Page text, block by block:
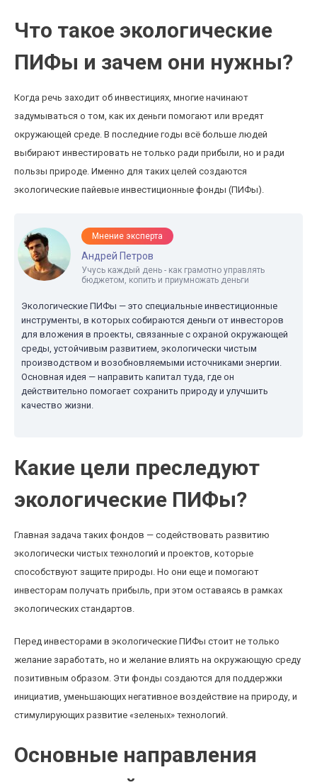
Что такое экологические
ПИФы и зачем они нужны?
Когда речь заходит об инвестициях, многие начинают
задумываться о том, как их деньги помогают или вредят
окружающей среде. В последние годы всё больше людей
выбирают инвестировать не только ради прибыли, но и ради
пользы природе. Именно для таких целей создаются
экологические пайевые инвестиционные фонды (ПИФы).
Мнение эксперта
Андрей Петров
Учусь каждый день - как грамотно управлять
бюджетом, копить и приумножать деньги
Экологические ПИФы — это специальные инвестиционные
инструменты, в которых собираются деньги от инвесторов
для вложения в проекты, связанные с охраной окружающей
среды, устойчивым развитием, экологически чистым
производством и возобновляемыми источниками энергии.
Основная идея — направить капитал туда, где он
действительно помогает сохранить природу и улучшить
качество жизни.
Какие цели преследуют
экологические ПИФы?
Главная задача таких фондов — содействовать развитию
экологически чистых технологий и проектов, которые
способствуют защите природы. Но они еще и помогают
инвесторам получать прибыль, при этом оставаясь в рамках
экологических стандартов.
Перед инвесторами в экологические ПИФы стоит не только
желание заработать, но и желание влиять на окружающую среду
позитивным образом. Эти фонды создаются для поддержки
инициатив, уменьшающих негативное воздействие на природу, и
стимулирующих развитие «зеленых» технологий.
Основные направления